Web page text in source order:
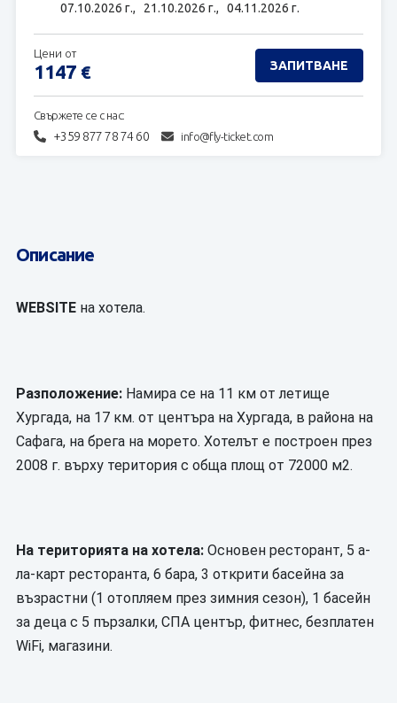
07.10.2026 г., 21.10.2026 г., 04.11.2026 г.
Свържете се с нас:
+359 877 78 74 60 info@fly-ticket.com
Цени от
1147 € ЗАПИТВАНЕ
Описание
WEBSITE на хотела.
Разположение:Намира се на 11 км от летище
Хургада, на 17 км. от центъра на Хургада, в района на
Сафага, на брега на морето. Хотелът е построен през
2008 г. върху територия с обща площ от 72000 м2.
На територията на хотела:Основен ресторант, 5 а-
ла-карт ресторанта, 6 бара, 3 открити басейна за
възрастни (1 отопляем през зимния сезон), 1 басейн
за деца с 5 пързалки, СПА център, фитнес, безплатен
WiFi, магазини.